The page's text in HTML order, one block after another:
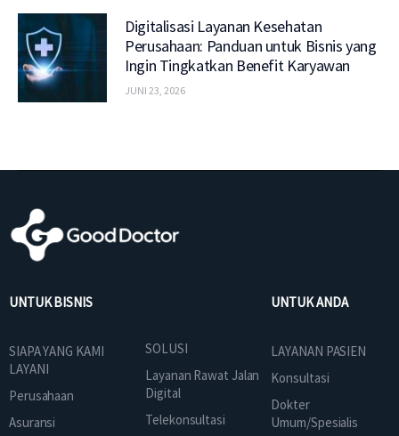
Digitalisasi Layanan Kesehatan
Perusahaan: Panduan untuk Bisnis yang
Ingin Tingkatkan Benefit Karyawan
JUNI 23, 2026
UNTUK BISNIS
SIAPA YANG KAMI
LAYANI
Perusahaan
Asuransi
SOLUSI
Layanan Rawat Jalan
Digital
Telekonsultasi
UNTUK ANDA
LAYANAN PASIEN
Konsultasi
Dokter
Umum/Spesialis